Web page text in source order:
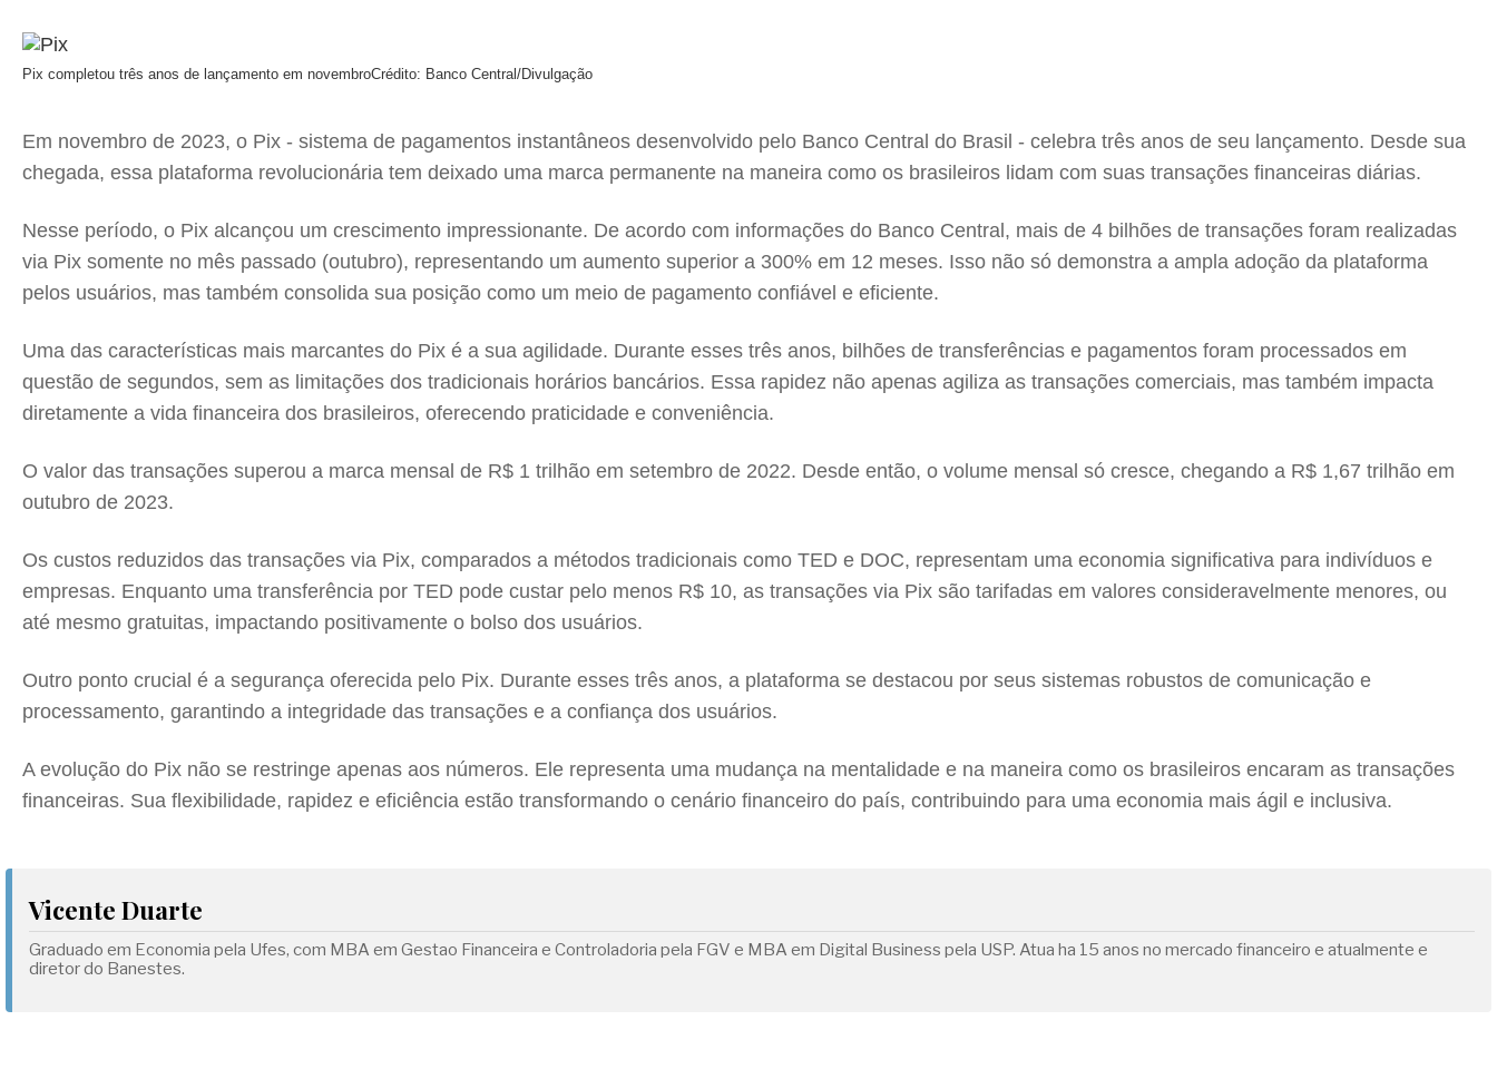
Pix completou três anos de lançamento em novembroCrédito: Banco Central/Divulgação
Em novembro de 2023, o Pix - sistema de pagamentos instantâneos desenvolvido pelo Banco Central do Brasil - celebra três anos de seu lançamento. Desde sua
chegada, essa plataforma revolucionária tem deixado uma marca permanente na maneira como os brasileiros lidam com suas transações financeiras diárias.
Nesse período, o Pix alcançou um crescimento impressionante. De acordo com informações do Banco Central, mais de 4 bilhões de transações foram realizadas
via Pix somente no mês passado (outubro), representando um aumento superior a 300% em 12 meses. Isso não só demonstra a ampla adoção da plataforma
pelos usuários, mas também consolida sua posição como um meio de pagamento confiável e eficiente.
Uma das características mais marcantes do Pix é a sua agilidade. Durante esses três anos, bilhões de transferências e pagamentos foram processados em
questão de segundos, sem as limitações dos tradicionais horários bancários. Essa rapidez não apenas agiliza as transações comerciais, mas também impacta
diretamente a vida financeira dos brasileiros, oferecendo praticidade e conveniência.
O valor das transações superou a marca mensal de R$ 1 trilhão em setembro de 2022. Desde então, o volume mensal só cresce, chegando a R$ 1,67 trilhão em
outubro de 2023.
Os custos reduzidos das transações via Pix, comparados a métodos tradicionais como TED e DOC, representam uma economia significativa para indivíduos e
empresas. Enquanto uma transferência por TED pode custar pelo menos R$ 10, as transações via Pix são tarifadas em valores consideravelmente menores, ou
até mesmo gratuitas, impactando positivamente o bolso dos usuários.
Outro ponto crucial é a segurança oferecida pelo Pix. Durante esses três anos, a plataforma se destacou por seus sistemas robustos de comunicação e
processamento, garantindo a integridade das transações e a confiança dos usuários.
A evolução do Pix não se restringe apenas aos números. Ele representa uma mudança na mentalidade e na maneira como os brasileiros encaram as transações
financeiras. Sua flexibilidade, rapidez e eficiência estão transformando o cenário financeiro do país, contribuindo para uma economia mais ágil e inclusiva.
Vicente Duarte
Graduado em Economia pela Ufes, com MBA em Gestao Financeira e Controladoria pela FGV e MBA em Digital Business pela USP. Atua ha 15 anos no mercado financeiro e atualmente e
diretor do Banestes.